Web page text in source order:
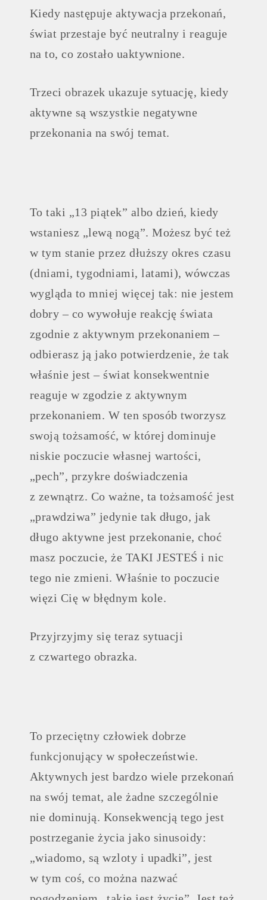
Kiedy następuje aktywacja przekonań,
świat przestaje być neutralny i reaguje
na to, co zostało uaktywnione.
Trzeci obrazek ukazuje sytuację, kiedy
aktywne są wszystkie negatywne
przekonania na swój temat.
To taki „13 piątek” albo dzień, kiedy
wstaniesz „lewą nogą”. Możesz być też
w tym stanie przez dłuższy okres czasu
(dniami, tygodniami, latami), wówczas
wygląda to mniej więcej tak: nie jestem
dobry – co wywołuje reakcję świata
zgodnie z aktywnym przekonaniem –
odbierasz ją jako potwierdzenie, że tak
właśnie jest – świat konsekwentnie
reaguje w zgodzie z aktywnym
przekonaniem. W ten sposób tworzysz
swoją tożsamość, w której dominuje
niskie poczucie własnej wartości,
„pech”, przykre doświadczenia
z zewnątrz. Co ważne, ta tożsamość jest
„prawdziwa” jedynie tak długo, jak
długo aktywne jest przekonanie, choć
masz poczucie, że TAKI JESTEŚ i nic
tego nie zmieni. Właśnie to poczucie
więzi Cię w błędnym kole.
Przyjrzyjmy się teraz sytuacji
z czwartego obrazka.
To przeciętny człowiek dobrze
funkcjonujący w społeczeństwie.
Aktywnych jest bardzo wiele przekonań
na swój temat, ale żadne szczególnie
nie dominują. Konsekwencją tego jest
postrzeganie życia jako sinusoidy:
„wiadomo, są wzloty i upadki”, jest
w tym coś, co można nazwać